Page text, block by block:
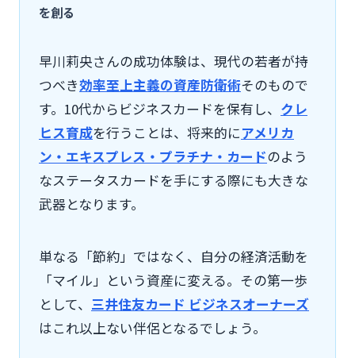
を創る
早川莉央さんの成功体験は、現代の若者が持
つべき効率至上主義の資産防衛術そのもので
す。10代からビジネスカードを保有し、 クレ
ヒス育成を行うことは、将来的にアメリカ
ン・エキスプレス・プラチナ・カードのよう
なステータスカードを手にする際にも大きな
武器となります。
単なる「節約」ではなく、自分の経済活動を
「マイル」という資産に変える。その第一歩
として、 三井住友カード ビジネスオーナーズ
はこれ以上ない伴侶となるでしょう。